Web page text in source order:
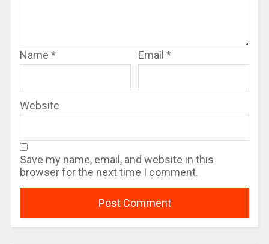
Name * Email *
Website
Save my name, email, and website in this
browser for the next time I comment.